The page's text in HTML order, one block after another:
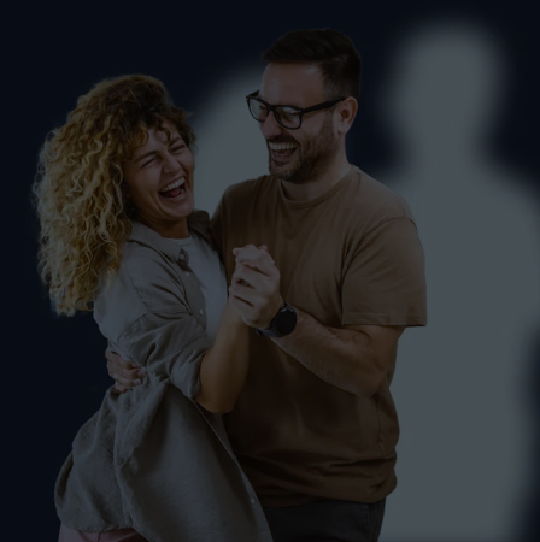
Hochzeitskurse Markdorf –
Sag Ja!
PAARE